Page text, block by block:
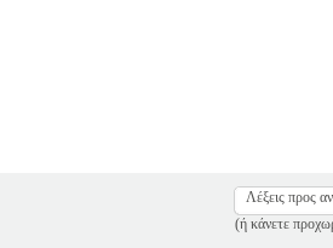
(ή κάνετε